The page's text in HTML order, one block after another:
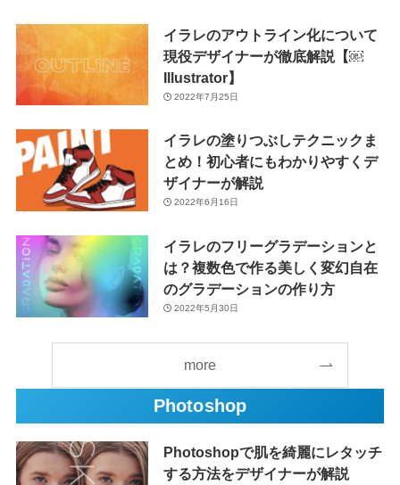
イラレのアウトライン化について
現役デザイナーが徹底解説【￼
Illustrator】
2022年7月25日
イラレの塗りつぶしテクニックま
とめ！初心者にもわかりやすくデ
ザイナーが解説
2022年6月16日
イラレのフリーグラデーションと
は？複数色で作る美しく変幻自在
のグラデーションの作り方
2022年5月30日
more
Photoshop
Photoshopで肌を綺麗にレタッチ
する方法をデザイナーが解説